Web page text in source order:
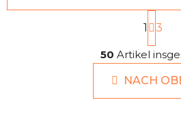
S
t
e
u
e
P
a
g
i
n
i
e
1 3
50 Artikel
NACH